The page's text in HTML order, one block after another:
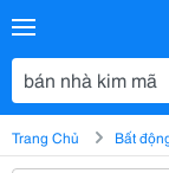
Trang Chủ Bất